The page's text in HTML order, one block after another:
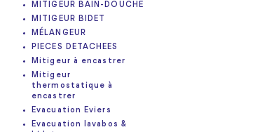
MITIGEUR BAIN-DOUCHE
MITIGEUR BIDET
MÉLANGEUR
PIECES DETACHEES
Mitigeur à encastrer
Mitigeur
thermostatique à
encastrer
Evacuation Eviers
Evacuation lavabos &